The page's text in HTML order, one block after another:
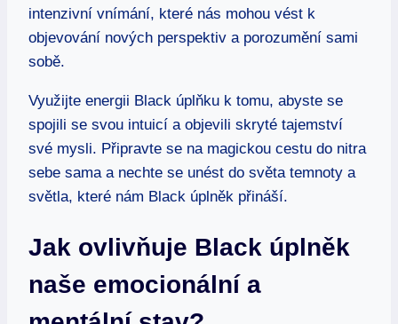
intenzivní vnímání, které nás mohou vést k
objevování nových perspektiv a porozumění sami
sobě.
Využijte energii Black úplňku k tomu, abyste se
spojili se svou intuicí a objevili skryté tajemství
své mysli. Připravte se na magickou cestu do nitra
sebe sama a nechte se unést do světa temnoty a
světla, které nám Black úplněk přináší.
Jak ovlivňuje Black úplněk
naše emocionální a